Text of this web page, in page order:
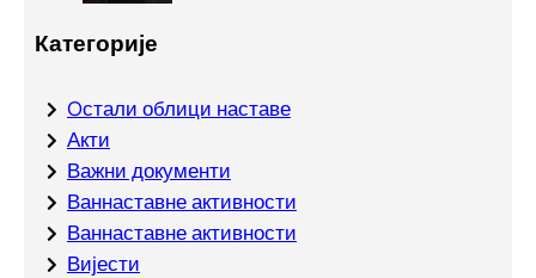
Категорије
Oстали облици наставе
Акти
Важни документи
Ваннаставне активности
Ваннаставне активности
Вијести